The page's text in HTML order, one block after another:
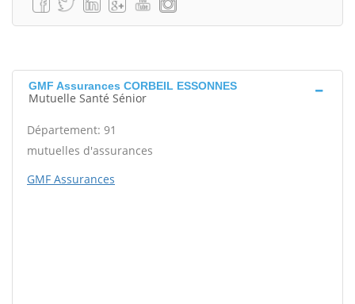
GMF Assurances CORBEIL ESSONNES
Mutuelle Santé Sénior
Département: 91
mutuelles d'assurances
GMF Assurances